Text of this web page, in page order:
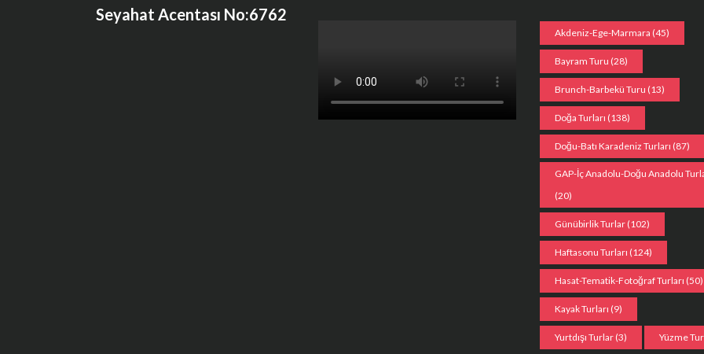
Seyahat Acentası No:6762
Akdeniz-Ege-Marmara (45)
Bayram Turu (28)
Brunch-Barbekü Turu (13)
Doğa Turları (138)
Doğu-Batı Karadeniz Turları (87)
GAP-İç Anadolu-Doğu Anadolu
(20)
Günübirlik Turlar (102)
Haftasonu Turları (124)
Hasat-Tematik-Fotoğraf Turları (50)
Kayak Turları (9)
Yurtdışı Turlar (3) Yüzme